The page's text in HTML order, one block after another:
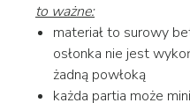
to ważne:
materiał to surowy
osłonka nie jest
żadną powłoką
każda partia może